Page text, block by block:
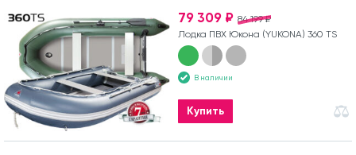
84 199 ₽
79 309 ₽
Лодка ПВХ Юкона (YUKONA) 360 TS
В наличии
Купить